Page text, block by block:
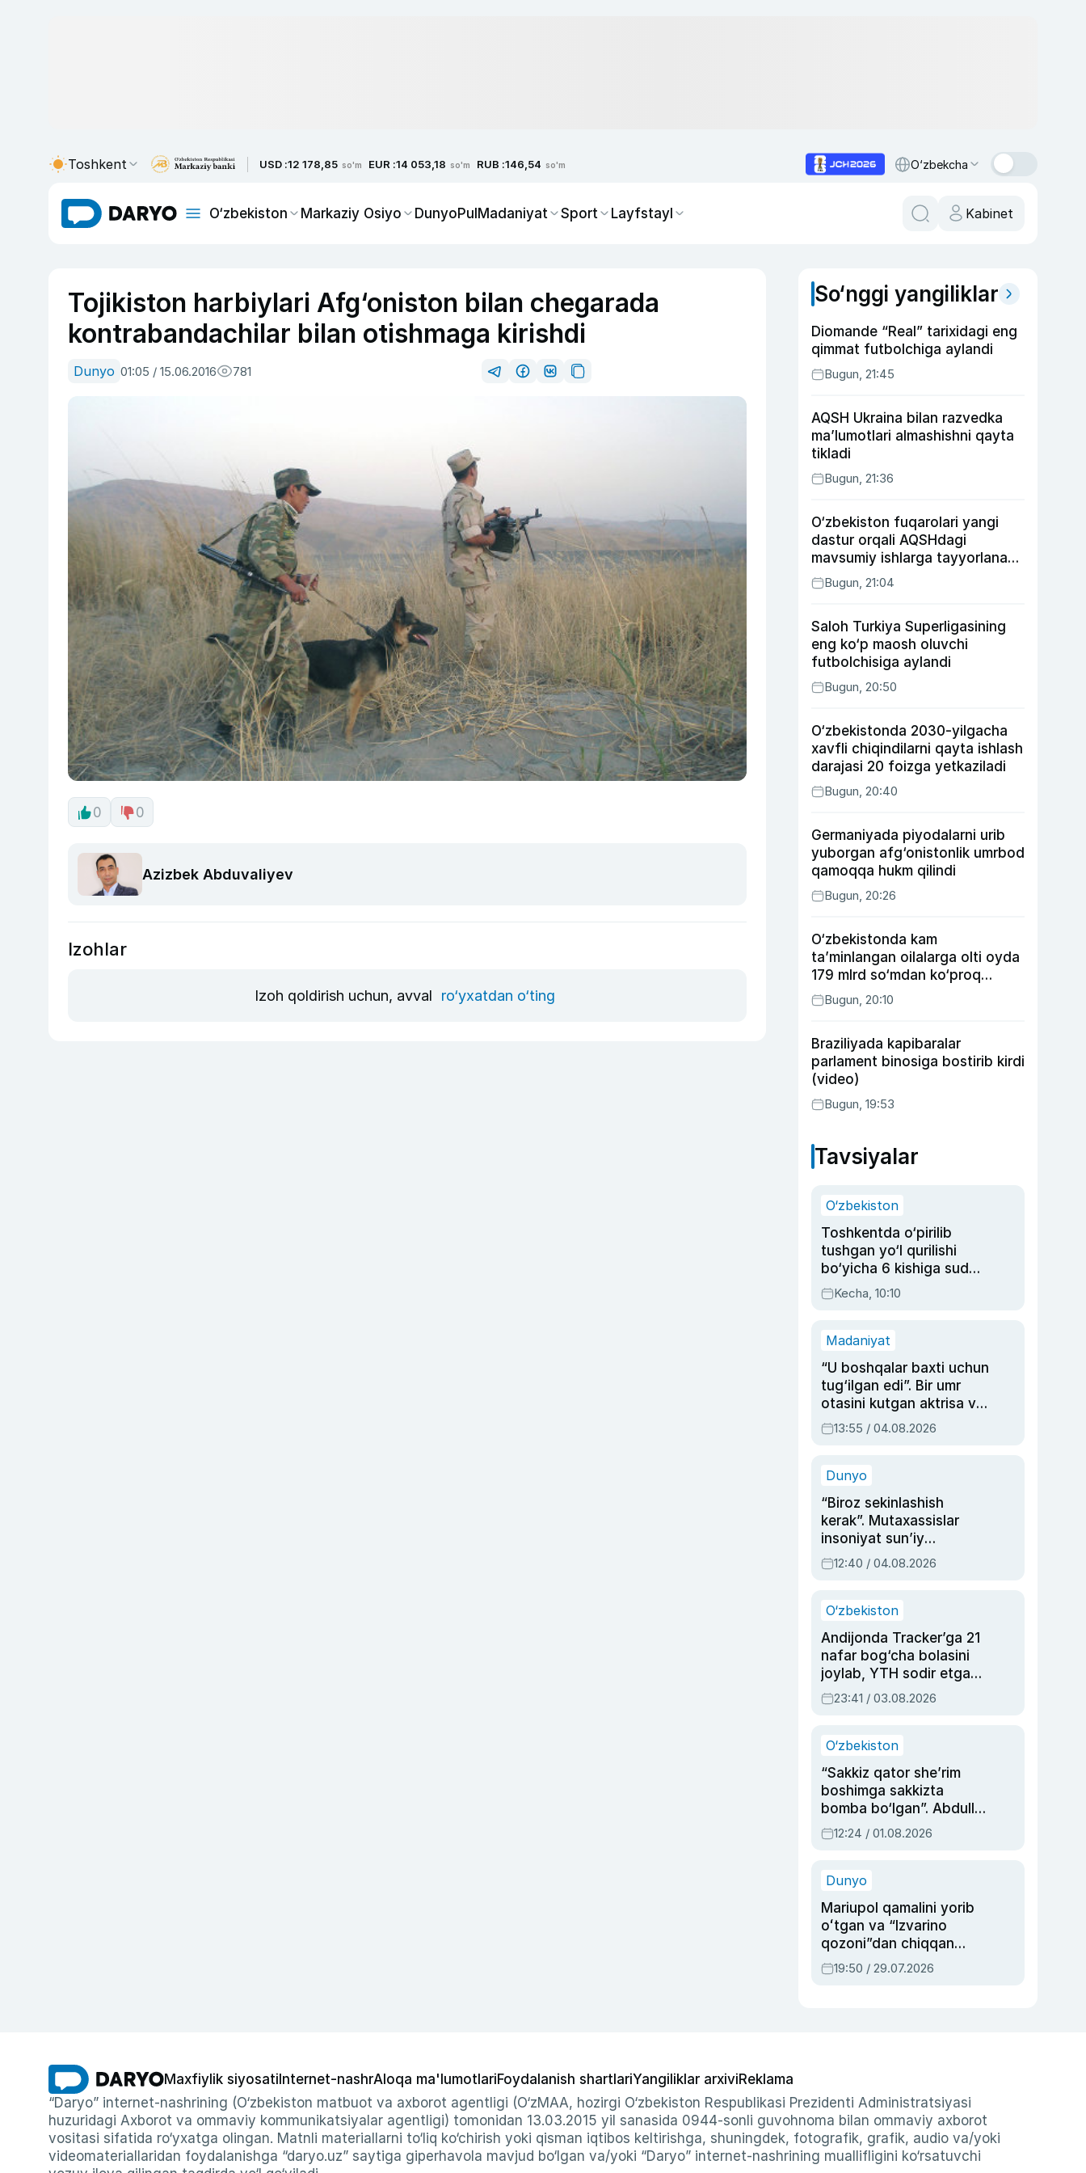
Toshkent USD :12 178,85 so'm EUR :14 053,18 so'm RUB :146,54 so'm O‘zbekcha
O‘zbekiston Markaziy Osiyo DunyoPulMadaniyat Sport Layfstayl Kabinet
Tojikiston harbiylari Afg‘oniston bilan chegarada
kontrabandachilar bilan otishmaga kirishdi
Dunyo 01:05 / 15.06.2016 781
0 0
Azizbek Abduvaliyev
Izohlar
Izoh qoldirish uchun, avval ro‘yxatdan o‘ting
So‘nggi yangiliklar
Diomande “Real” tarixidagi eng
qimmat futbolchiga aylandi
Bugun, 21:45
AQSH Ukraina bilan razvedka
ma’lumotlari almashishni qayta
tikladi
Bugun, 21:36
O‘zbekiston fuqarolari yangi
dastur orqali AQSHdagi
mavsumiy ishlarga tayyorlanadi
va joylashtiriladi
Bugun, 21:04
Saloh Turkiya Superligasining
eng ko‘p maosh oluvchi
futbolchisiga aylandi
Bugun, 20:50
O‘zbekistonda 2030-yilgacha
xavfli chiqindilarni qayta ishlash
darajasi 20 foizga yetkaziladi
Bugun, 20:40
Germaniyada piyodalarni urib
yuborgan afg‘onistonlik umrbod
qamoqqa hukm qilindi
Bugun, 20:26
O‘zbekistonda kam
ta’minlangan oilalarga olti oyda
179 mlrd so‘mdan ko‘proq
ijtimoiy keshbek to‘lab berildi
Bugun, 20:10
Braziliyada kapibaralar
parlament binosiga bostirib kirdi
(video)
Bugun, 19:53
Tavsiyalar
O‘zbekiston
Toshkentda o‘pirilib
tushgan yo‘l qurilishi
bo‘yicha 6 kishiga sud
hukmi o‘qildi
Kecha, 10:10
Madaniyat
“U boshqalar baxti uchun
tug‘ilgan edi”. Bir umr
otasini kutgan aktrisa va
dublyaj ustasi Rimma
Ahmedovaning
13:55 / 04.08.2026
Dunyo
“Biroz sekinlashish
kerak”. Mutaxassislar
insoniyat sun’iy
intellektni boshqara
olmay qolishidan xavotir
12:40 / 04.08.2026
O‘zbekiston
Andijonda Tracker’ga 21
nafar bog‘cha bolasini
joylab, YTH sodir etgan
ayolga sud hukmi o‘qildi
23:41 / 03.08.2026
O‘zbekiston
“Sakkiz qator she’rim
boshimga sakkizta
bomba bo‘lgan”. Abdulla
Oripovni siyosiy
ayblovlardan asrab
12:24 / 01.08.2026
Dunyo
Mariupol qamalini yorib
oʻtgan va “Izvarino
qozoni”dan chiqqan
qahramon — Ukraina
armiyasi bosh
19:50 / 29.07.2026
Maxfiylik siyosati Internet-nashrAloqa ma'lumotlariFoydalanish shartlariYangiliklar arxiviReklama
“Daryo” internet-nashrining (O‘zbekiston matbuot va axborot agentligi (O‘zMAA, hozirgi O‘zbekiston Respublikasi Prezidenti Administratsiyasi
huzuridagi Axborot va ommaviy kommunikatsiyalar agentligi) tomonidan 13.03.2015 yil sanasida 0944-sonli guvohnoma bilan ommaviy axborot
vositasi sifatida ro‘yxatga olingan. Matnli materiallarni to‘liq ko‘chirish yoki qisman iqtibos keltirishga, shuningdek, fotografik, grafik, audio va/yoki
videomateriallaridan foydalanishga “daryo.uz” saytiga giperhavola mavjud bo‘lgan va/yoki “Daryo” internet-nashrining muallifligini ko‘rsatuvchi